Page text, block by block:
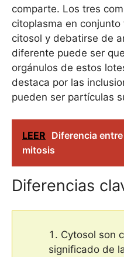
comparte. Los tres
citoplasma en
citosol y debatirse de
diferente puede ser
orgánulos de estos
destaca por las
pueden ser partículas
LEER Diferencia
mitosis
Diferencias
Cytosol son
significado de